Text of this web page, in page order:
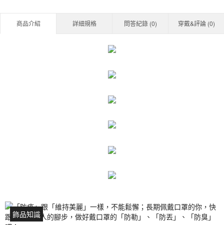
商品介紹 詳細規格 問答紀錄 (0) 穿戴&評論 (0)
飾品知識